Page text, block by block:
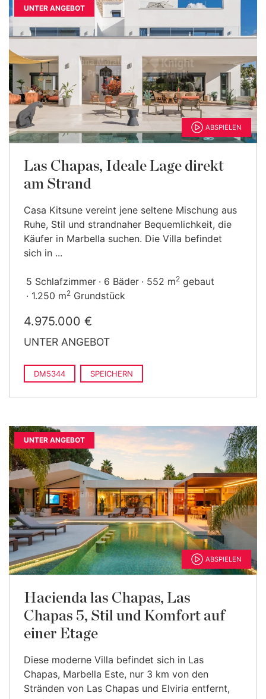
UNTER ANGEBOT
ABSPIELEN
Las Chapas, Ideale Lage direkt
am Strand
Casa Kitsune vereint jene seltene Mischung aus
Ruhe, Stil und strandnaher Bequemlichkeit, die
Käufer in Marbella suchen. Die Villa befindet
sich in ...
5 Schlafzimmer 6 Bäder 552 m2 gebaut
1.250 m2 Grundstück
4.975.000 €
UNTER ANGEBOT
DM5344 SPEICHERN
UNTER ANGEBOT
ABSPIELEN
Hacienda las Chapas, Las
Chapas 5, Stil und Komfort auf
einer Etage
Diese moderne Villa befindet sich in Las
Chapas, Marbella Este, nur 3 km von den
Stränden von Las Chapas und Elviria entfernt,